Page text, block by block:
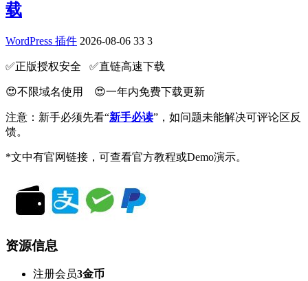
载
WordPress 插件 2026-08-06 33 3
✅️正版授权安全 ✅️直链高速下载
😍不限域名使用 😍一年内免费下载更新
注意：新手必须先看“新手必读”，如问题未能解决可评论区反
馈。
*文中有官网链接，可查看官方教程或Demo演示。
资源信息
注册会员3金币